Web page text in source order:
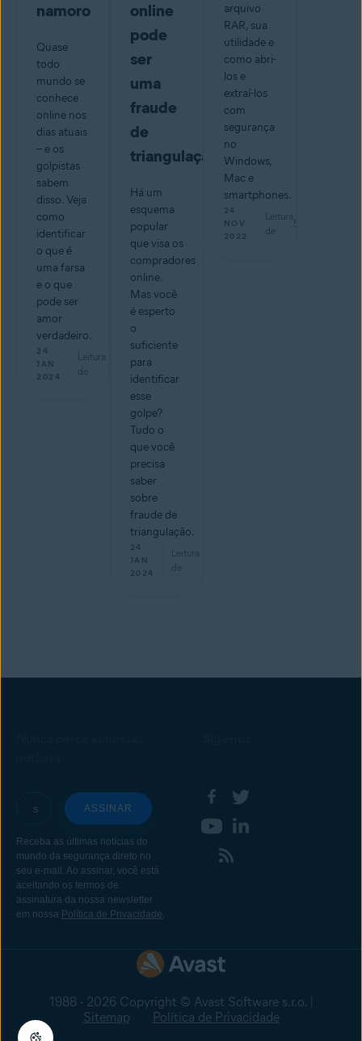
namoro
Quase
todo
mundo se
conhece
online nos
dias atuais
– e os
golpistas
sabem
disso. Veja
como
identificar
o que é
uma farsa
e o que
pode ser
amor
verdadeiro.
24
JAN
2024
Leitura
de
online
pode
ser
uma
fraude
de
triangulação
Há um
esquema
popular
que visa os
compradores
online.
Mas você
é esperto
o
suficiente
para
identificar
esse
golpe?
Tudo o
que você
precisa
saber
sobre
fraude de
triangulação.
24
JAN
2024
Leitura
de
arquivo
RAR, sua
utilidade e
como abri-
los e
extraí-los
com
segurança
no
Windows,
Mac e
smartphones.
24
NOV
2022
Leitura
de
5
1988 - 2026 Copyright © Avast Software s.r.o. |
Sitemap
Política de Privacidade